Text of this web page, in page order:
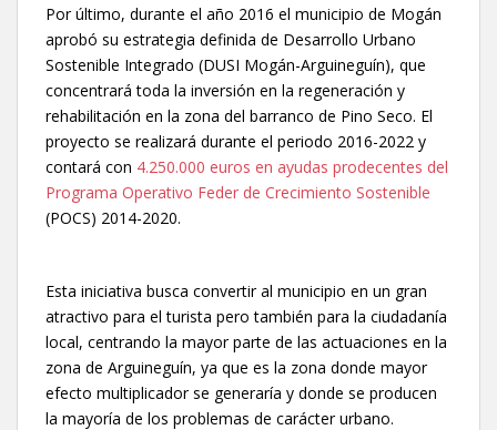
Por último, durante el año 2016 el municipio de Mogán
aprobó su estrategia definida de Desarrollo Urbano
Sostenible Integrado (DUSI Mogán-Arguineguín), que
concentrará toda la inversión en la regeneración y
rehabilitación en la zona del barranco de Pino Seco. El
proyecto se realizará durante el periodo 2016-2022 y
contará con 4.250.000 euros en ayudas prodecentes del
Programa Operativo Feder de Crecimiento Sostenible
(POCS) 2014-2020.
Esta iniciativa busca convertir al municipio en un gran
atractivo para el turista pero también para la ciudadanía
local, centrando la mayor parte de las actuaciones en la
zona de Arguineguín, ya que es la zona donde mayor
efecto multiplicador se generaría y donde se producen
la mayoría de los problemas de carácter urbano.